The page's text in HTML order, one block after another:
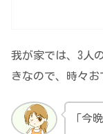
我が家では、3人
きなので、時々お
「今